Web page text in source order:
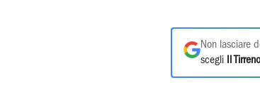
Non lasciare
scegli
Il Tirreno